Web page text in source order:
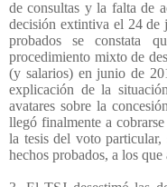
de consultas y la falta de
decisión extintiva el 24 de
probados se constata
procedimiento mixto de
(y salarios) en junio de
explicación de la
avatares sobre la
llegó finalmente a
la tesis del voto particular,
hechos probados, a los